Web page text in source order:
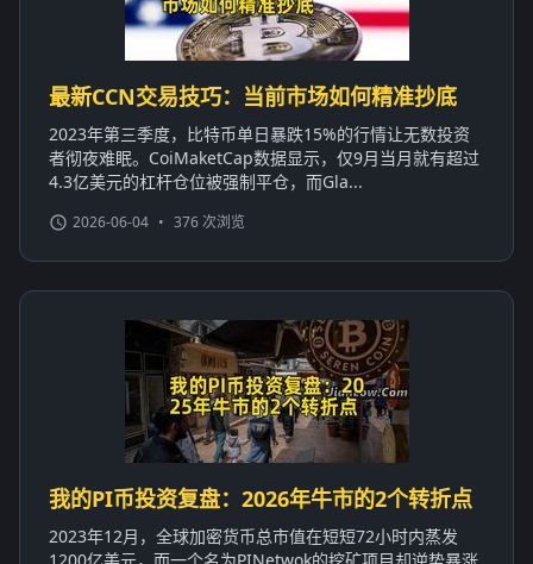
最新CCN交易技巧：当前市场如何精准抄底
2023年第三季度，比特币单日暴跌15%的行情让无数投资
者彻夜难眠。CoiMaketCap数据显示，仅9月当月就有超过
4.3亿美元的杠杆仓位被强制平仓，而Gla...
2026-06-04 • 376 次浏览
我的PI币投资复盘：2026年牛市的2个转折点
2023年12月，全球加密货币总市值在短短72小时内蒸发